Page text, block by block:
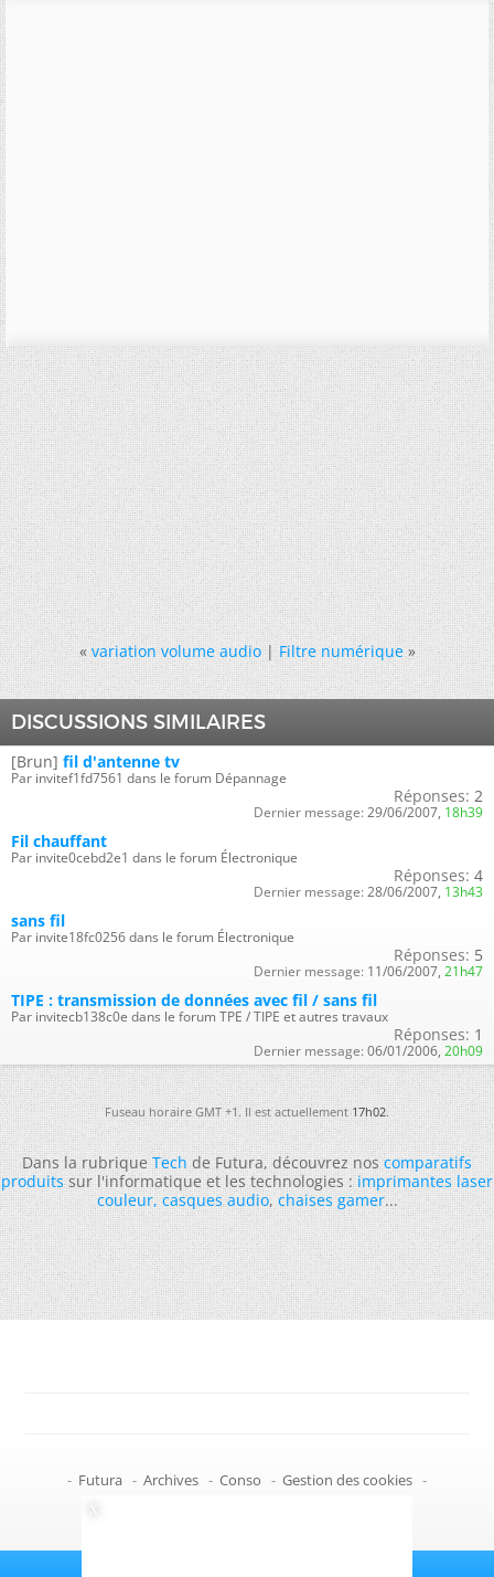
« variation volume audio|Filtre numérique »
DISCUSSIONS SIMILAIRES
[Brun] fil d'antenne tv
Par invitef1fd7561 dans le forum Dépannage
Réponses: 2
Dernier message: 29/06/2007, 18h39
Fil chauffant
Par invite0cebd2e1 dans le forum Électronique
Réponses: 4
Dernier message: 28/06/2007, 13h43
sans fil
Par invite18fc0256 dans le forum Électronique
Réponses: 5
Dernier message: 11/06/2007, 21h47
TIPE : transmission de données avec fil / sans fil
Par invitecb138c0e dans le forum TPE / TIPE et autres travaux
Réponses: 1
Dernier message: 06/01/2006, 20h09
Fuseau horaire GMT +1. Il est actuellement17h02.
Dans la rubriqueTechde Futura, découvrez noscomparatifs
produitssur l'informatique et les technologies :imprimantes laser
couleur,casques audio,chaises gamer...
- Futura - Archives - Conso - Gestion des cookies -